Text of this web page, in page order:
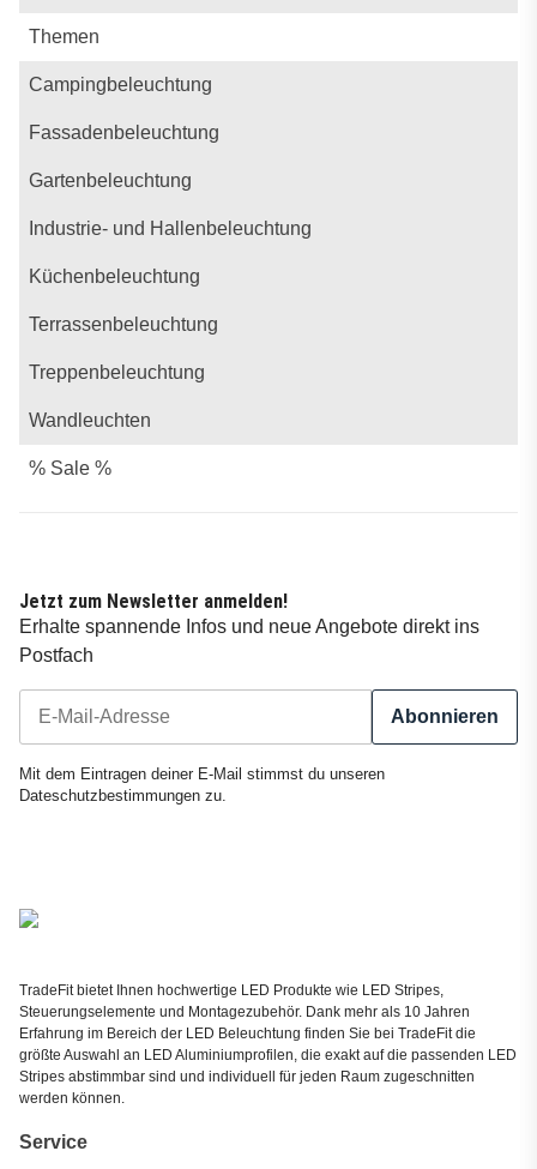
Themen
Campingbeleuchtung
Fassadenbeleuchtung
Gartenbeleuchtung
Industrie- und Hallenbeleuchtung
Küchenbeleuchtung
Terrassenbeleuchtung
Treppenbeleuchtung
Wandleuchten
% Sale %
Jetzt zum Newsletter anmelden!
Erhalte spannende Infos und neue Angebote direkt ins
Postfach
Abonnieren
Mit dem Eintragen deiner E-Mail stimmst du unseren
Dateschutzbestimmungen zu.
TradeFit bietet Ihnen hochwertige LED Produkte wie LED Stripes,
Steuerungselemente und Montagezubehör. Dank mehr als 10 Jahren
Erfahrung im Bereich der LED Beleuchtung finden Sie bei TradeFit die
größte Auswahl an LED Aluminiumprofilen, die exakt auf die passenden LED
Stripes abstimmbar sind und individuell für jeden Raum zugeschnitten
werden können.
Service